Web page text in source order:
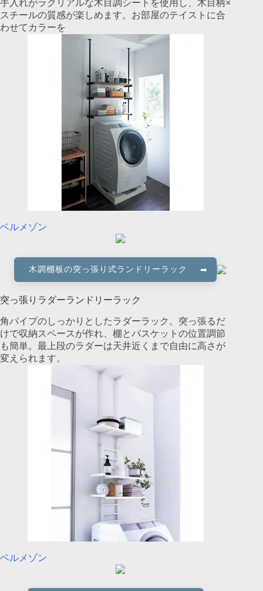
手入れがラクリアルな木目調シートを使用し、木目柄×
スチールの質感が楽しめます。お部屋のテイストに合
わせてカラーを
ベルメゾン
木調棚板の突っ張り式ランドリーラック
突っ張りラダーランドリーラック
角パイプのしっかりとしたラダーラック。突っ張るだ
けで収納スペースが作れ、棚とバスケットの位置調節
も簡単。最上段のラダーは天井近くまで自由に高さが
変えられます。
ベルメゾン